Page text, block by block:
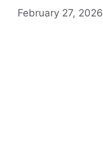
February 27, 2026